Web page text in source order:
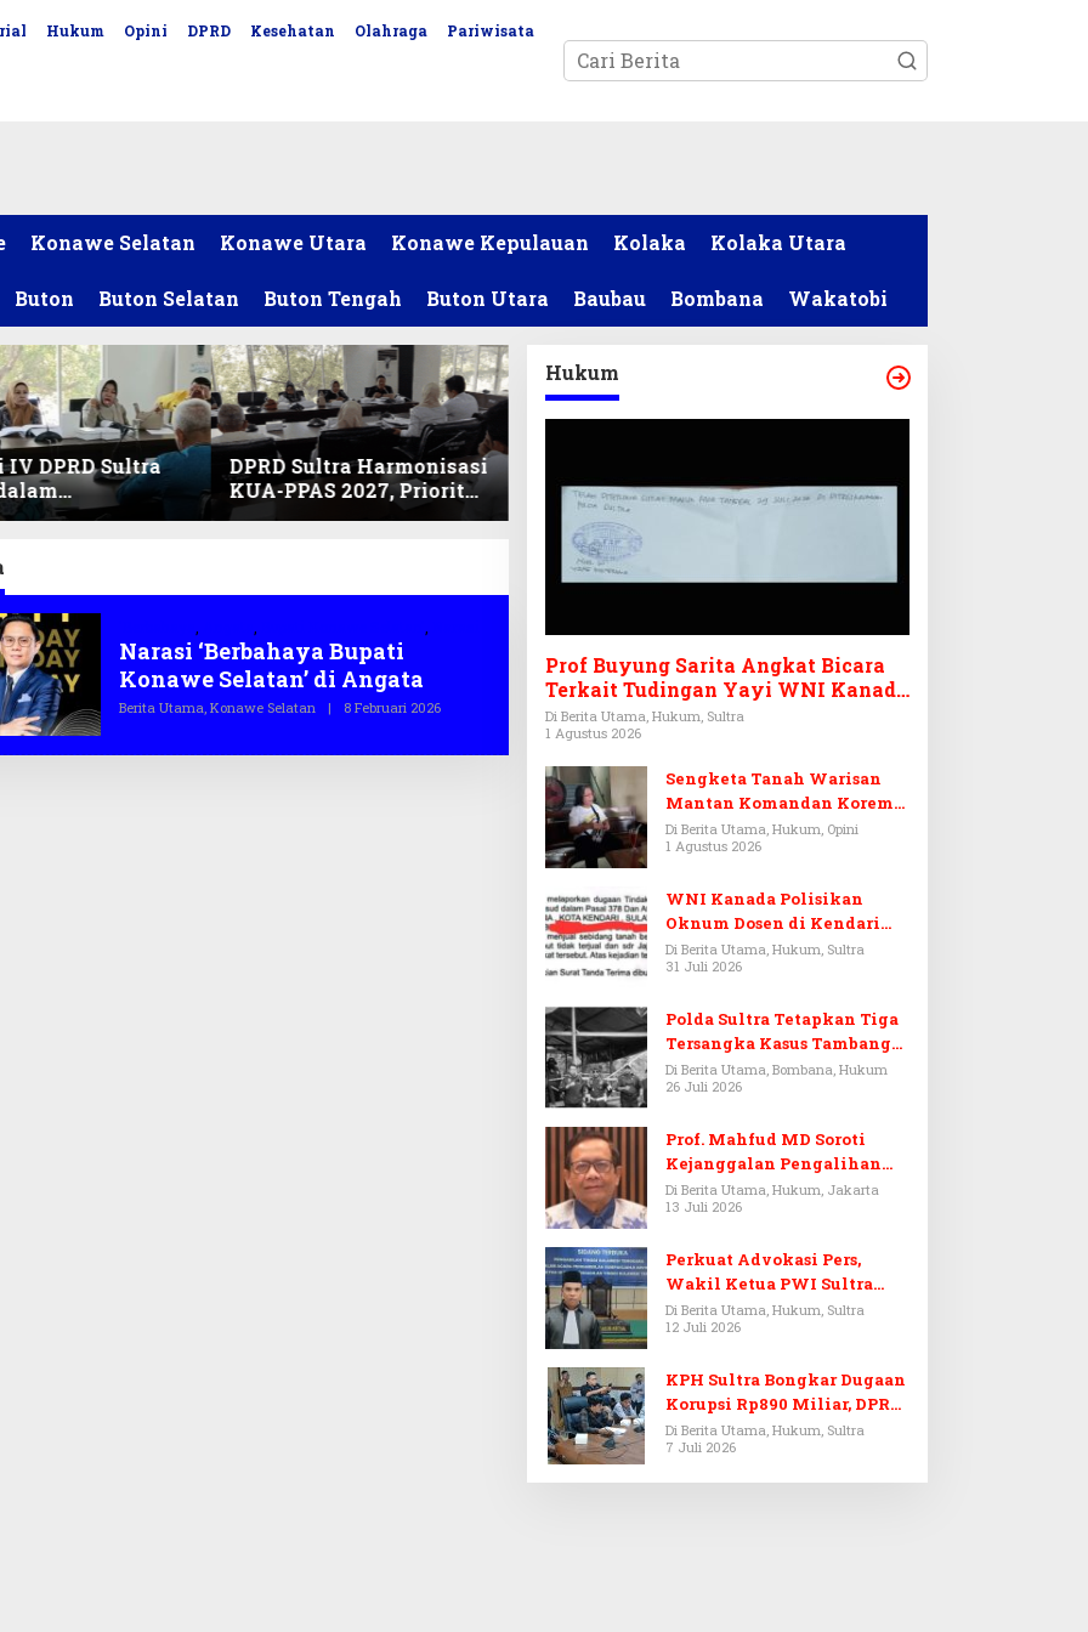
Hukum Opini DPRD Kesehatan Olahraga Pariwisata
Konawe Selatan Konawe Utara Konawe Kepulauan Kolaka Kolaka Utara
Buton Buton Selatan Buton Tengah Buton Utara Baubau Bombana Wakatobi
DPRD Sultra
KUA-PPAS
DPRD Sultra Harmonisasi
KUA-PPAS 2027, Prioritas
Pendidikan, Kebudayaan,
, , ,
Narasi ‘Berbahaya Bupati
Konawe Selatan’ di Angata
Berita Utama, Konawe Selatan | 8 Februari 2026O
H
Hukum
Prof Buyung Sarita Angkat Bicara
Terkait Tudingan Yayi WNI Kanada
Ditagih Utang Rp3,6 Miliar
Di Berita Utama, Hukum, Sultra
1 Agustus 2026
Sengketa Tanah Warisan
Mantan Komandan Korem
143/HO, Ketika Warisan
Menjadi Arena Pemerasan
Di Berita Utama, Hukum, Opini
1 Agustus 2026
WNI Kanada Polisikan
Oknum Dosen di Kendari
Terkait Aset Puluhan Miliar
Di Berita Utama, Hukum, Sultra
31 Juli 2026
Polda Sultra Tetapkan Tiga
Tersangka Kasus Tambang
Emas Ilegal di Bombana
Di Berita Utama, Bombana, Hukum
26 Juli 2026
Prof. Mahfud MD Soroti
Kejanggalan Pengalihan
Penyelidikan Tersangka
Febrie Adriansyah
Di Berita Utama, Hukum, Jakarta
13 Juli 2026
Perkuat Advokasi Pers,
Wakil Ketua PWI Sultra
Resmi Dilantik Menjadi
Advokat PERADI
Di Berita Utama, Hukum, Sultra
12 Juli 2026
KPH Sultra Bongkar Dugaan
Korupsi Rp890 Miliar, DPRD
Sultra Gelar RDP
Di Berita Utama, Hukum, Sultra
7 Juli 2026